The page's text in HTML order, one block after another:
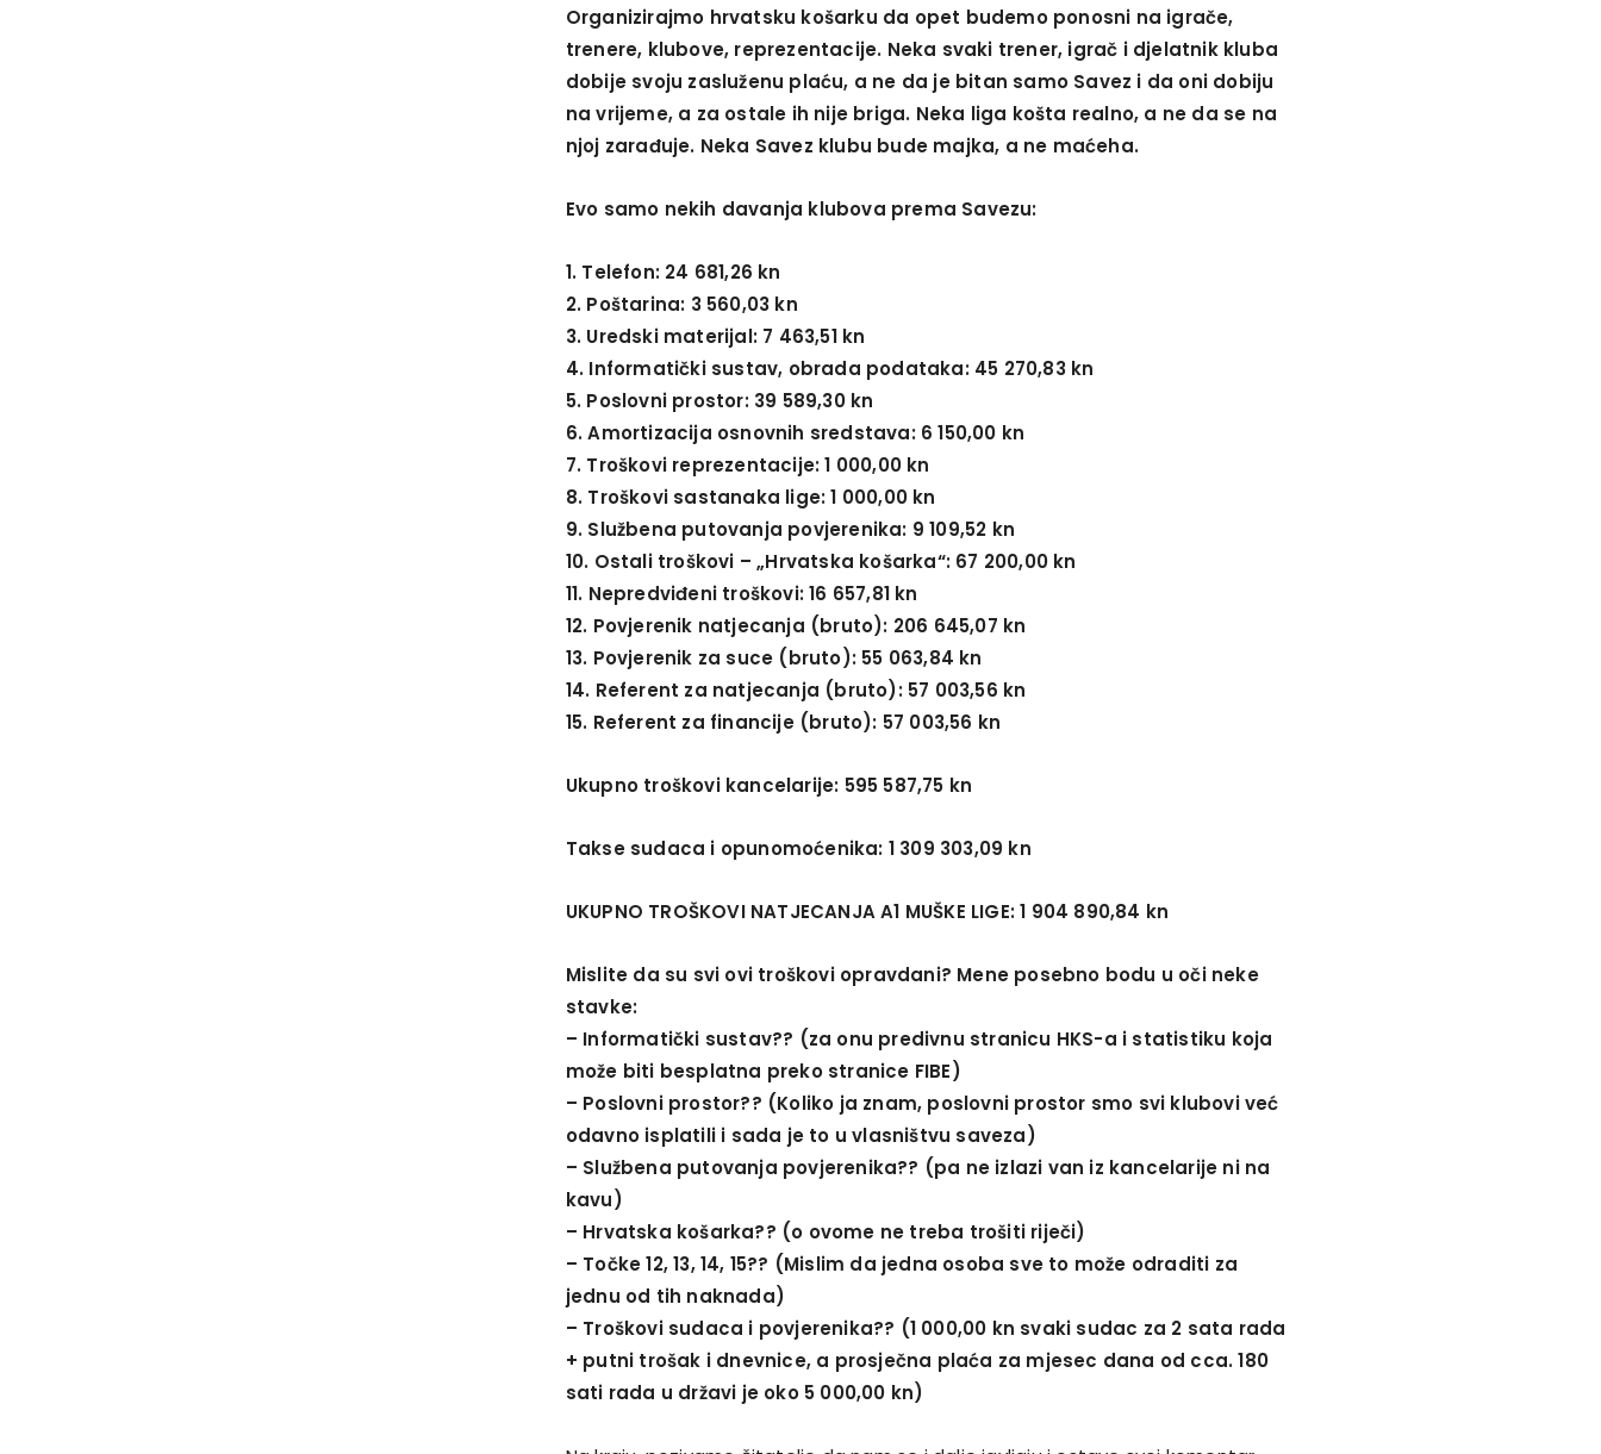
Organizirajmo hrvatsku košarku da opet budemo ponosni na igrače,
trenere, klubove, reprezentacije. Neka svaki trener, igrač i djelatnik kluba
dobije svoju zasluženu plaću, a ne da je bitan samo Savez i da oni dobiju
na vrijeme, a za ostale ih nije briga. Neka liga košta realno, a ne da se na
njoj zarađuje. Neka Savez klubu bude majka, a ne maćeha.
Evo samo nekih davanja klubova prema Savezu:
1. Telefon: 24 681,26 kn
2. Poštarina: 3 560,03 kn
3. Uredski materijal: 7 463,51 kn
4. Informatički sustav, obrada podataka: 45 270,83 kn
5. Poslovni prostor: 39 589,30 kn
6. Amortizacija osnovnih sredstava: 6 150,00 kn
7. Troškovi reprezentacije: 1 000,00 kn
8. Troškovi sastanaka lige: 1 000,00 kn
9. Službena putovanja povjerenika: 9 109,52 kn
10. Ostali troškovi – „Hrvatska košarka“: 67 200,00 kn
11. Nepredviđeni troškovi: 16 657,81 kn
12. Povjerenik natjecanja (bruto): 206 645,07 kn
13. Povjerenik za suce (bruto): 55 063,84 kn
14. Referent za natjecanja (bruto): 57 003,56 kn
15. Referent za financije (bruto): 57 003,56 kn
Ukupno troškovi kancelarije: 595 587,75 kn
Takse sudaca i opunomoćenika: 1 309 303,09 kn
UKUPNO TROŠKOVI NATJECANJA A1 MUŠKE LIGE: 1 904 890,84 kn
Mislite da su svi ovi troškovi opravdani? Mene posebno bodu u oči neke
stavke:
– Informatički sustav?? (za onu predivnu stranicu HKS-a i statistiku koja
može biti besplatna preko stranice FIBE)
– Poslovni prostor?? (Koliko ja znam, poslovni prostor smo svi klubovi već
odavno isplatili i sada je to u vlasništvu saveza)
– Službena putovanja povjerenika?? (pa ne izlazi van iz kancelarije ni na
kavu)
– Hrvatska košarka?? (o ovome ne treba trošiti riječi)
– Točke 12, 13, 14, 15?? (Mislim da jedna osoba sve to može odraditi za
jednu od tih naknada)
– Troškovi sudaca i povjerenika?? (1 000,00 kn svaki sudac za 2 sata rada
+ putni trošak i dnevnice, a prosječna plaća za mjesec dana od cca. 180
sati rada u državi je oko 5 000,00 kn)